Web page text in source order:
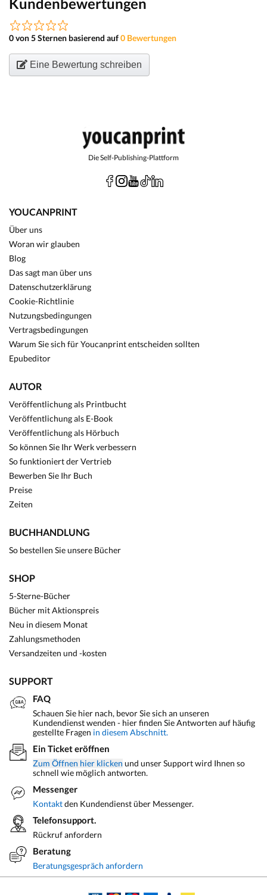
0 von 5 Sternen basierend auf0 Bewertungen
Eine Bewertung schreiben
Die Self-Publishing-Plattform
YOUCANPRINT
Über uns
Woran wir glauben
Blog
Das sagt man über uns
Datenschutzerklärung
Cookie-Richtlinie
Nutzungsbedingungen
Vertragsbedingungen
Warum Sie sich für Youcanprint entscheiden sollten
Epubeditor
AUTOR
Veröffentlichung als Printbucht
Veröffentlichung als E-Book
Veröffentlichung als Hörbuch
So können Sie Ihr Werk verbessern
So funktioniert der Vertrieb
Bewerben Sie Ihr Buch
Preise
Zeiten
BUCHHANDLUNG
So bestellen Sie unsere Bücher
SHOP
5-Sterne-Bücher
Bücher mit Aktionspreis
Neu in diesem Monat
Zahlungsmethoden
Versandzeiten und -kosten
SUPPORT
FAQ
Schauen Sie hier nach, bevor Sie sich an unseren
Kundendienst wenden - hier finden Sie Antworten auf häufig
gestellte Fragen in diesem Abschnitt.
Ein Ticket eröffnen
Zum Öffnen hier klicken und unser Support wird Ihnen so
schnell wie möglich antworten.
Messenger
Kontaktden Kundendienst über Messenger.
Telefonsupport.
Rückruf anfordern
Beratung
Beratungsgespräch anfordern